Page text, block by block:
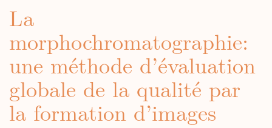
La
morphochromatographie:
une méthode d’évaluation
globale de la qualité par
la formation d’images